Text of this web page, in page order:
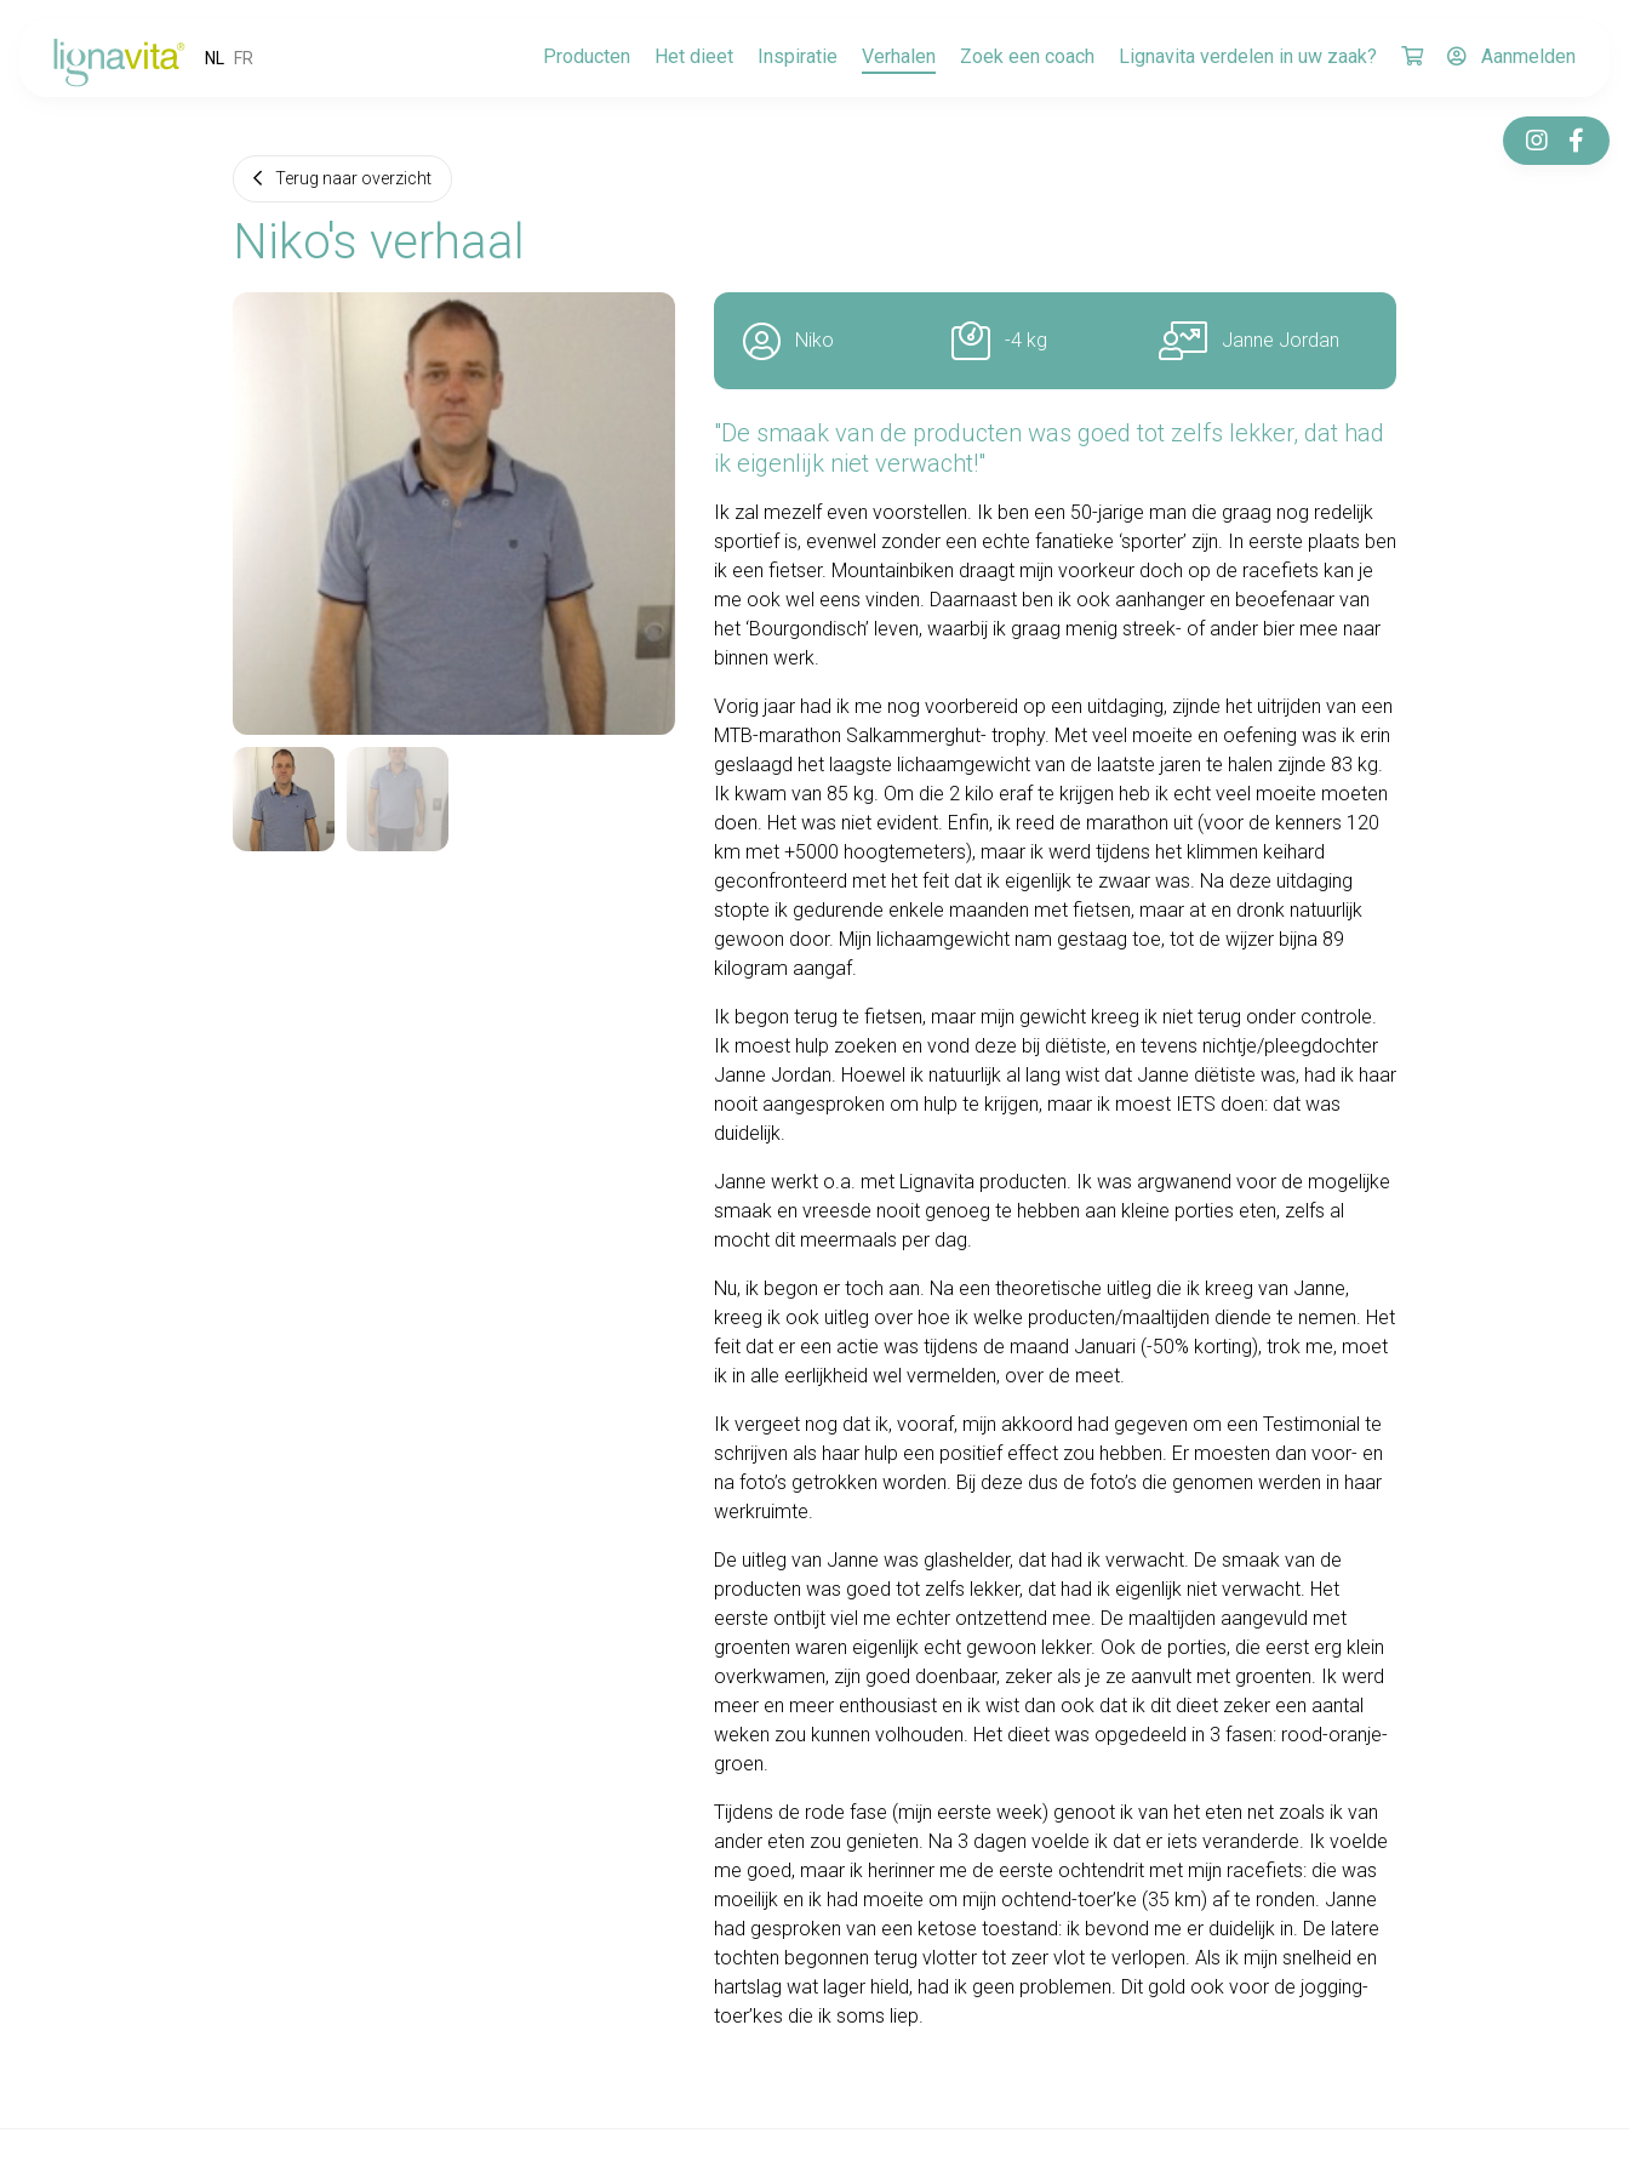
NL FR Producten Het dieet Inspiratie Verhalen Zoek een coach Lignavita verdelen in uw zaak? Aanmelden
Terug naar overzicht
Niko's verhaal
Niko -4 kg Janne Jordan
"De smaak van de producten was goed tot zelfs lekker, dat had
ik eigenlijk niet verwacht!"
Ik zal mezelf even voorstellen. Ik ben een 50-jarige man die graag nog redelijk
sportief is, evenwel zonder een echte fanatieke ‘sporter’ zijn. In eerste plaats ben
ik een fietser. Mountainbiken draagt mijn voorkeur doch op de racefiets kan je
me ook wel eens vinden. Daarnaast ben ik ook aanhanger en beoefenaar van
het ‘Bourgondisch’ leven, waarbij ik graag menig streek- of ander bier mee naar
binnen werk.
Vorig jaar had ik me nog voorbereid op een uitdaging, zijnde het uitrijden van een
MTB-marathon Salkammerghut- trophy. Met veel moeite en oefening was ik erin
geslaagd het laagste lichaamgewicht van de laatste jaren te halen zijnde 83 kg.
Ik kwam van 85 kg. Om die 2 kilo eraf te krijgen heb ik echt veel moeite moeten
doen. Het was niet evident. Enfin, ik reed de marathon uit (voor de kenners 120
km met +5000 hoogtemeters), maar ik werd tijdens het klimmen keihard
geconfronteerd met het feit dat ik eigenlijk te zwaar was. Na deze uitdaging
stopte ik gedurende enkele maanden met fietsen, maar at en dronk natuurlijk
gewoon door. Mijn lichaamgewicht nam gestaag toe, tot de wijzer bijna 89
kilogram aangaf.
Ik begon terug te fietsen, maar mijn gewicht kreeg ik niet terug onder controle.
Ik moest hulp zoeken en vond deze bij diëtiste, en tevens nichtje/pleegdochter
Janne Jordan. Hoewel ik natuurlijk al lang wist dat Janne diëtiste was, had ik haar
nooit aangesproken om hulp te krijgen, maar ik moest IETS doen: dat was
duidelijk.
Janne werkt o.a. met Lignavita producten. Ik was argwanend voor de mogelijke
smaak en vreesde nooit genoeg te hebben aan kleine porties eten, zelfs al
mocht dit meermaals per dag.
Nu, ik begon er toch aan. Na een theoretische uitleg die ik kreeg van Janne,
kreeg ik ook uitleg over hoe ik welke producten/maaltijden diende te nemen. Het
feit dat er een actie was tijdens de maand Januari (-50% korting), trok me, moet
ik in alle eerlijkheid wel vermelden, over de meet.
Ik vergeet nog dat ik, vooraf, mijn akkoord had gegeven om een Testimonial te
schrijven als haar hulp een positief effect zou hebben. Er moesten dan voor- en
na foto’s getrokken worden. Bij deze dus de foto’s die genomen werden in haar
werkruimte.
De uitleg van Janne was glashelder, dat had ik verwacht. De smaak van de
producten was goed tot zelfs lekker, dat had ik eigenlijk niet verwacht. Het
eerste ontbijt viel me echter ontzettend mee. De maaltijden aangevuld met
groenten waren eigenlijk echt gewoon lekker. Ook de porties, die eerst erg klein
overkwamen, zijn goed doenbaar, zeker als je ze aanvult met groenten. Ik werd
meer en meer enthousiast en ik wist dan ook dat ik dit dieet zeker een aantal
weken zou kunnen volhouden. Het dieet was opgedeeld in 3 fasen: rood-oranje-
groen.
Tijdens de rode fase (mijn eerste week) genoot ik van het eten net zoals ik van
ander eten zou genieten. Na 3 dagen voelde ik dat er iets veranderde. Ik voelde
me goed, maar ik herinner me de eerste ochtendrit met mijn racefiets: die was
moeilijk en ik had moeite om mijn ochtend-toer’ke (35 km) af te ronden. Janne
had gesproken van een ketose toestand: ik bevond me er duidelijk in. De latere
tochten begonnen terug vlotter tot zeer vlot te verlopen. Als ik mijn snelheid en
hartslag wat lager hield, had ik geen problemen. Dit gold ook voor de jogging-
toer’kes die ik soms liep.